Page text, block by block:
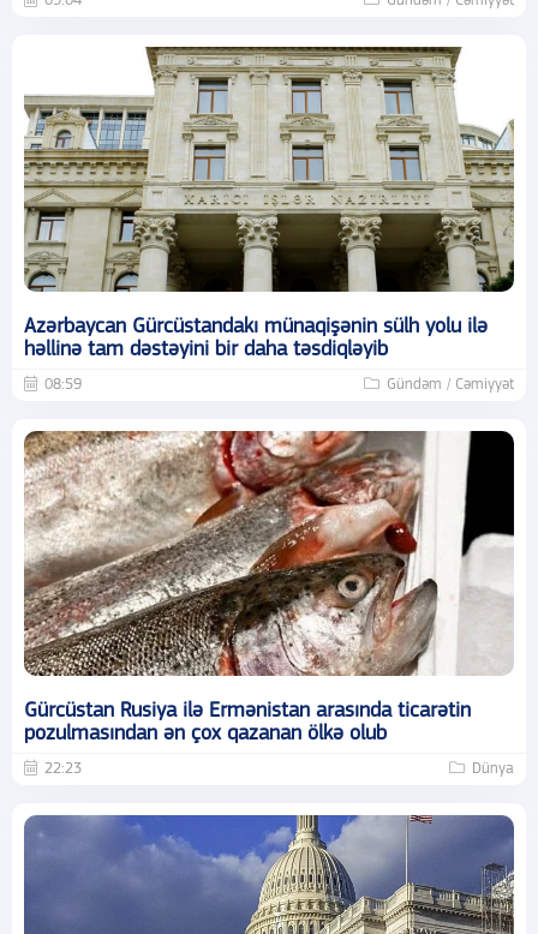
Azərbaycan Gürcüstandakı münaqişənin sülh yolu ilə
həllinə tam dəstəyini bir daha təsdiqləyib
08:59 Gündəm / Cəmiyyət
Gürcüstan Rusiya ilə Ermənistan arasında ticarətin
pozulmasından ən çox qazanan ölkə olub
22:23 Dünya